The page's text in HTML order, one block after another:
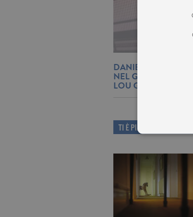
DANIELE
NEL
LOU GRANT..."
TI È PIACIUTO QUESTO
I cookie
dell'account. Il
Garante, i
Nome